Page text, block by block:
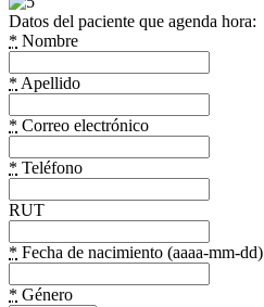
Datos del paciente que agenda hora:
* Nombre
* Apellido
* Correo electrónico
* Teléfono
RUT
* Fecha de nacimiento (aaaa-mm-dd)
* Género